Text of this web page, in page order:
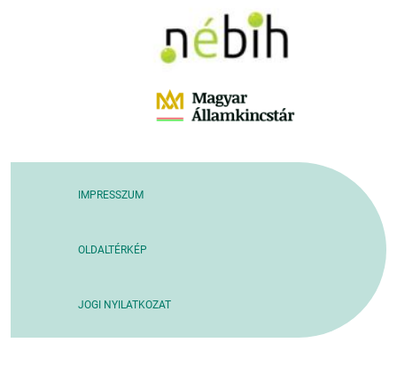
IMPRESSZUM
OLDALTÉRKÉP
JOGI NYILATKOZAT